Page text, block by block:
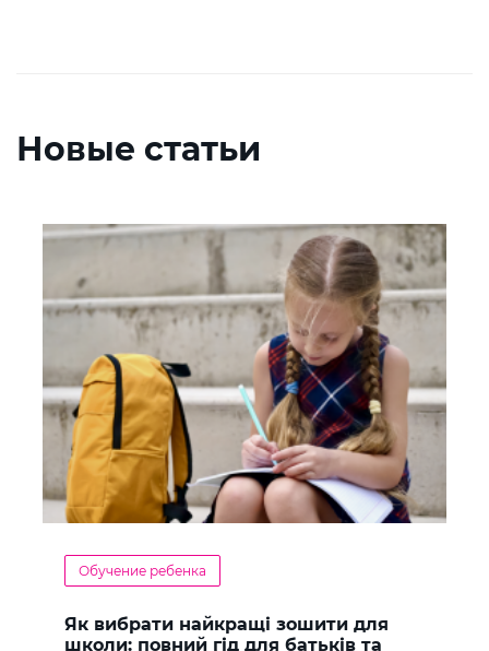
Новые статьи
Обучение ребенка
Як вибрати найкращі зошити для
школи: повний гід для батьків та